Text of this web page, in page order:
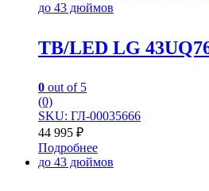
до 43 дюймов
TB/LED LG
0 out of 5
(0)
SKU: ГЛ-00035666
44 995 ₽
Подробнее
до 43 дюймов